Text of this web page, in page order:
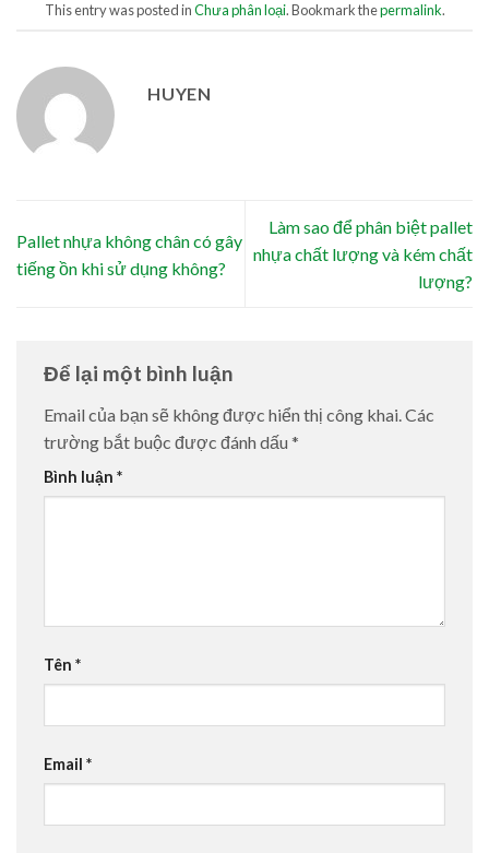
This entry was posted inChưa phân loại. Bookmark thepermalink.
HUYEN
Pallet nhựa không chân có gây
tiếng ồn khi sử dụng không?
Làm sao để phân biệt pallet
nhựa chất lượng và kém chất
lượng?
Để lại một bình luận
Email của bạn sẽ không được hiển thị công khai. Các
trường bắt buộc được đánh dấu *
Bình luận *
Tên *
Email *